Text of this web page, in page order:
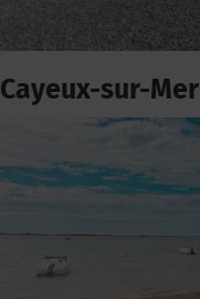
Cayeux-sur-Mer